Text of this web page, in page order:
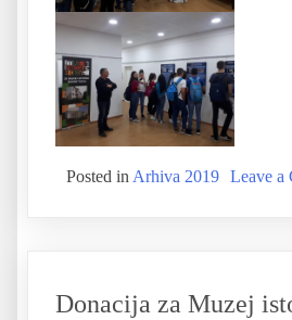
Posted in Arhiva 2019 Leave a
Donacija za Muzej